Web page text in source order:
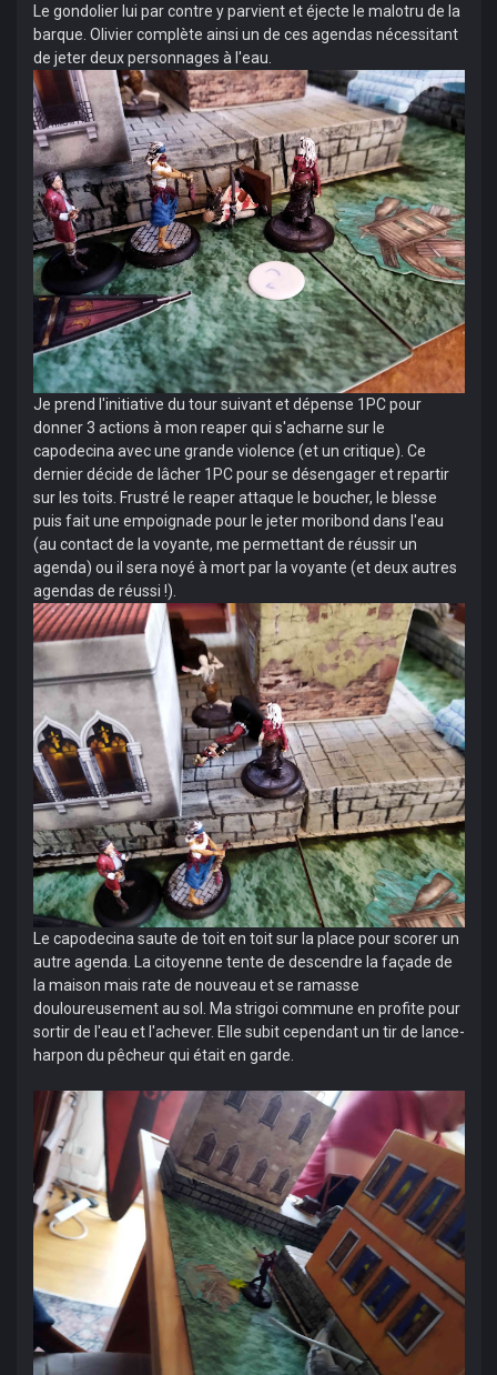
Le gondolier lui par contre y parvient et éjecte le malotru de la
barque. Olivier complète ainsi un de ces agendas nécessitant
de jeter deux personnages à l'eau.
Je prend l'initiative du tour suivant et dépense 1PC pour
donner 3 actions à mon reaper qui s'acharne sur le
capodecina avec une grande violence (et un critique). Ce
dernier décide de lâcher 1PC pour se désengager et repartir
sur les toits. Frustré le reaper attaque le boucher, le blesse
puis fait une empoignade pour le jeter moribond dans l'eau
(au contact de la voyante, me permettant de réussir un
agenda) ou il sera noyé à mort par la voyante (et deux autres
agendas de réussi !).
Le capodecina saute de toit en toit sur la place pour scorer un
autre agenda. La citoyenne tente de descendre la façade de
la maison mais rate de nouveau et se ramasse
douloureusement au sol. Ma strigoi commune en profite pour
sortir de l'eau et l'achever. Elle subit cependant un tir de lance-
harpon du pêcheur qui était en garde.